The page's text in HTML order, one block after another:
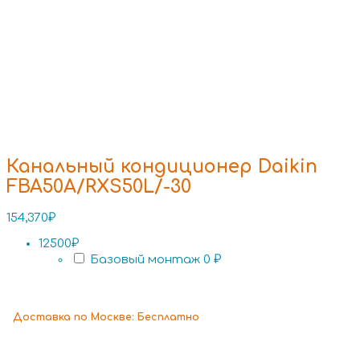
Канальный кондиционер Daikin
FBA50A/RXS50L/-30
154,370₽
12500₽
Базовый монтаж 0 ₽
Доставка по Москве: Бесплатно